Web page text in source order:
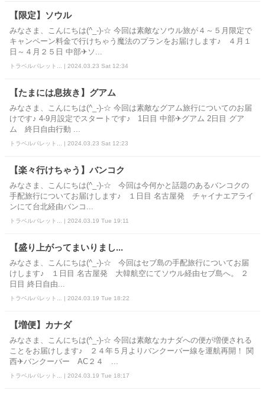
【限定】ソウル
みなさま、こんにちは(^_-)-☆ 今回は素敵なソウル旅が４～５月限定で
キャンペーン料金で行けちゃう魔法のプランをお届けします♪ ４月１
日～４月２５日 中部✈ソ...
トラベルパレット... | 2024.03.23 Sat 12:34
【たまには息抜き】グアム
みなさま、こんにちは(^_-)-☆ 今回は素敵なグアム旅行についてのお届
けです♪ 4-9月設定でスタートです♪ 1日目 中部✈グアム 2日目 グア
ム 終日自由行動 ...
トラベルパレット... | 2024.03.23 Sat 12:23
【楽々行けちゃう】バンコク
みなさま、こんにちは(^_-)-☆ 今回は今何かと話題のあるバンコクの
手配旅行についてお届けします♪ １日目 名古屋発 チャイナエアライ
ンにて台北経由バンコ...
トラベルパレット... | 2024.03.19 Tue 19:11
【盛り上がってまいりまし...
みなさま、こんにちは(^_-)-☆ 今回はセブ島の手配旅行についてお届
けします♪ １日目 名古屋発 大韓航空にてソウル経由セブ島へ。 ２
日目 終日自由...
トラベルパレット... | 2024.03.19 Tue 18:22
【増便】カナダ
みなさま、こんにちは(^_-)-☆ 今回は素敵なカナダへの便が増便される
ことをお届けします♪ ２４年５月よりバンクーバー線を運航再開！ 関
西✈バンクーバー AC２４ ...
トラベルパレット... | 2024.03.19 Tue 18:17